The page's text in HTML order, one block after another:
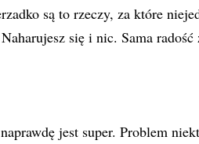
są to rzeczy, za które
się i nic. Sama radość
jest super. Problem